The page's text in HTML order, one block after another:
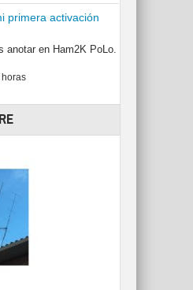
primera activación
anotar en Ham2K PoLo.
horas